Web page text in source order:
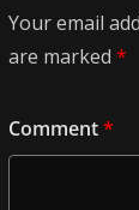
Your email
are marked *
Comment*